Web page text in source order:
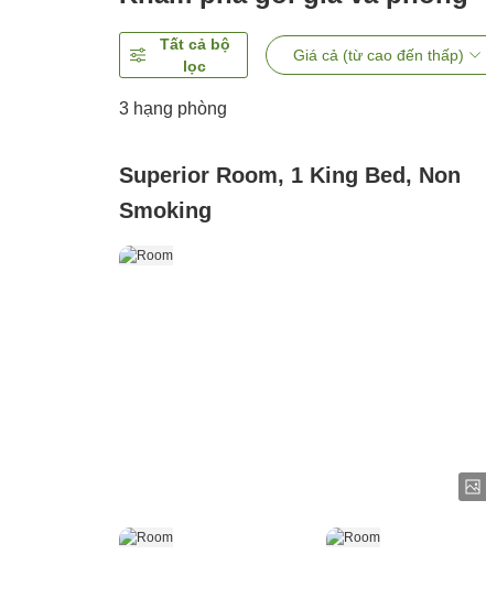
Tất cả bộ
lọc
Giá cả (từ cao đến thấp)
3 hạng phòng
Superior Room, 1 King Bed, Non
Smoking